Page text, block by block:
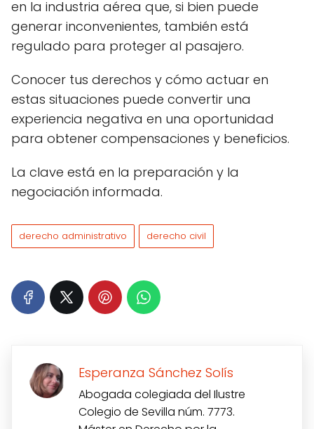
en la industria aérea que, si bien puede
generar inconvenientes, también está
regulado para proteger al pasajero.
Conocer tus derechos y cómo actuar en
estas situaciones puede convertir una
experiencia negativa en una oportunidad
para obtener compensaciones y beneficios.
La clave está en la preparación y la
negociación informada.
derecho administrativo derecho civil
Esperanza Sánchez Solís
Abogada colegiada del Ilustre
Colegio de Sevilla núm. 7773.